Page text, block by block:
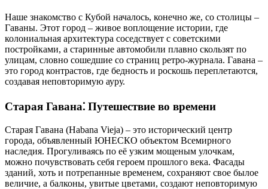
Наше знакомство с Кубой началось, конечно же, со столицы –
Гаваны. Этот город – живое воплощение истории, где
колониальная архитектура соседствует с советскими
постройками, а старинные автомобили плавно скользят по
улицам, словно сошедшие со страниц ретро-журнала. Гавана –
это город контрастов, где бедность и роскошь переплетаются,
создавая неповторимую ауру.
Старая Гавана⁚ Путешествие во времени
Старая Гавана (Habana Vieja) – это исторический центр
города, объявленный ЮНЕСКО объектом Всемирного
наследия. Прогуливаясь по её узким мощеным улочкам,
можно почувствовать себя героем прошлого века. Фасады
зданий, хоть и потрепанные временем, сохраняют свое былое
величие, а балконы, увитые цветами, создают неповторимую